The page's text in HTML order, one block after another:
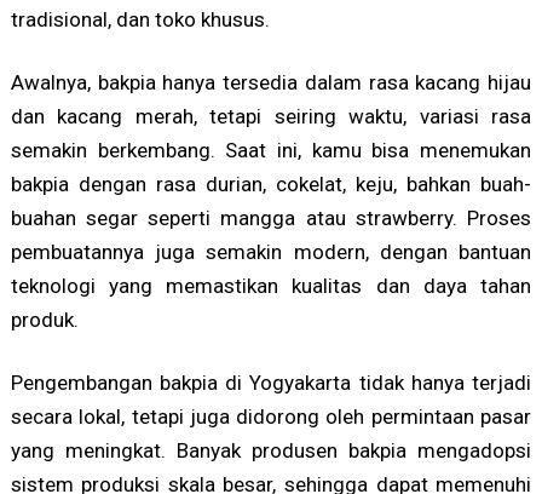
tradisional, dan toko khusus.
Awalnya, bakpia hanya tersedia dalam rasa kacang hijau
dan kacang merah, tetapi seiring waktu, variasi rasa
semakin berkembang. Saat ini, kamu bisa menemukan
bakpia dengan rasa durian, cokelat, keju, bahkan buah-
buahan segar seperti mangga atau strawberry. Proses
pembuatannya juga semakin modern, dengan bantuan
teknologi yang memastikan kualitas dan daya tahan
produk.
Pengembangan bakpia di Yogyakarta tidak hanya terjadi
secara lokal, tetapi juga didorong oleh permintaan pasar
yang meningkat. Banyak produsen bakpia mengadopsi
sistem produksi skala besar, sehingga dapat memenuhi